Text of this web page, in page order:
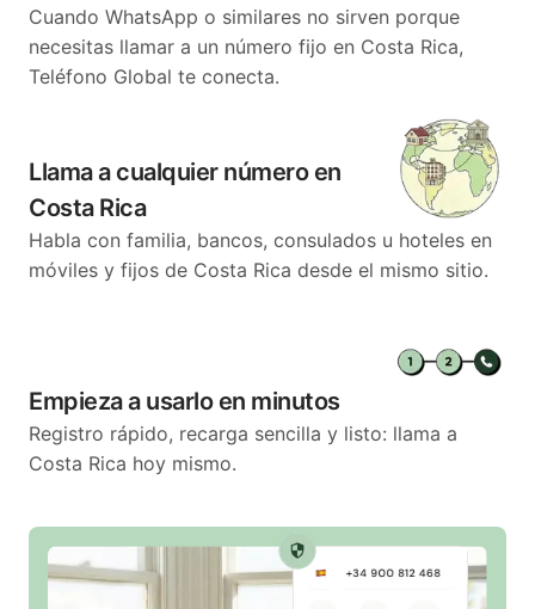
Cuando WhatsApp o similares no sirven porque
necesitas llamar a un número fijo en Costa Rica,
Teléfono Global te conecta.
Llama a cualquier número en
Costa Rica
Habla con familia, bancos, consulados u hoteles en
móviles y fijos de Costa Rica desde el mismo sitio.
Empieza a usarlo en minutos
Registro rápido, recarga sencilla y listo: llama a
Costa Rica hoy mismo.